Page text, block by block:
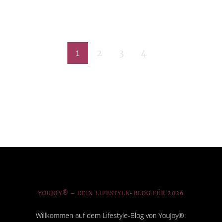
1 2 3 4
YOUJOY® – DEIN LIFESTYLE-BLOG FÜR 2026
Willkommen auf dem Lifestyle-Blog von YouJoy®: